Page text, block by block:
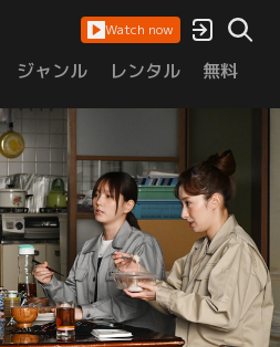
Watch now
ジャンル レンタル 無料